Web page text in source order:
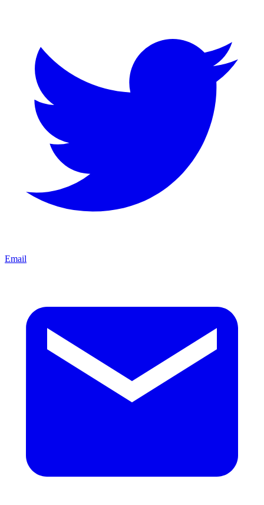
Email